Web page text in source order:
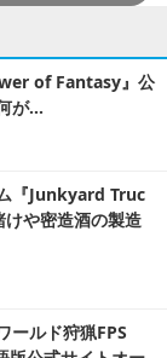
of Fantasy』公
が…
『Junkyard Truc
や密造酒の製造
ールド狩猟FPS